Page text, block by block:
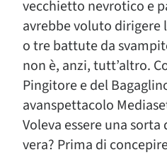
vecchietto nevrotico e
avrebbe voluto dirigere
o tre battute da
non è, anzi, tutt’altro.
Pingitore e del
avanspettacolo
Voleva essere una
vera? Prima di